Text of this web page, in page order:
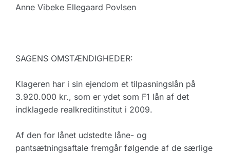
Anne Vibeke Ellegaard Povlsen
SAGENS OMSTÆNDIGHEDER:
Klageren har i sin ejendom et tilpasningslån på
3.920.000 kr., som er ydet som F1 lån af det
indklagede realkreditinstitut i 2009.
Af den for lånet udstedte låne- og
pantsætningsaftale fremgår følgende af de særlige